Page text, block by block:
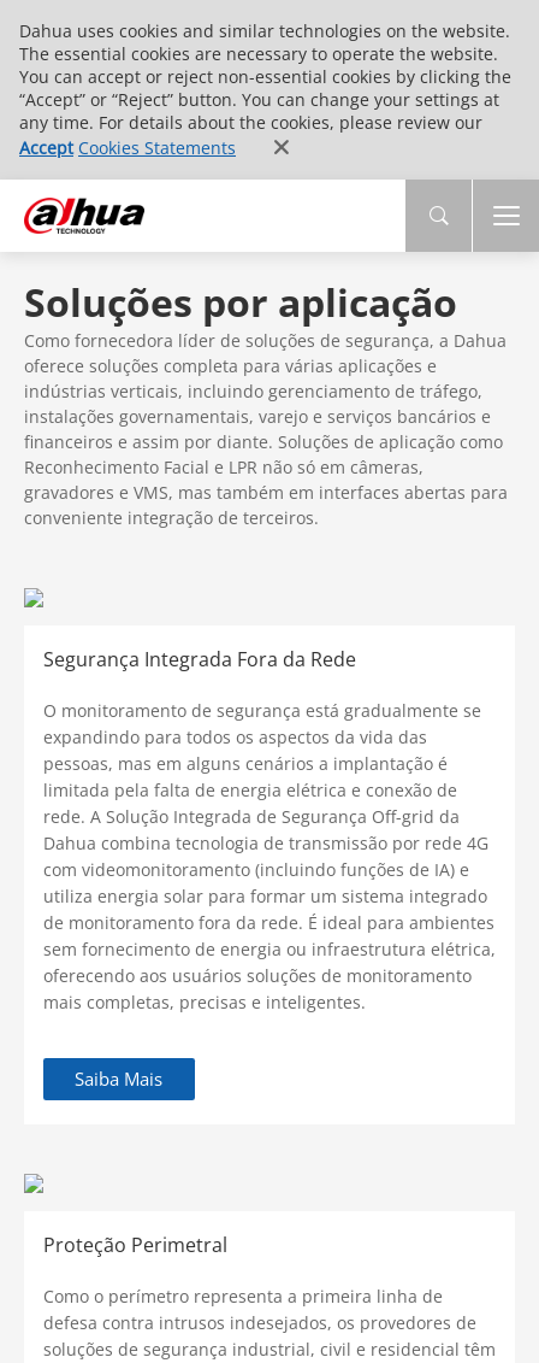
Dahua uses cookies and similar technologies on the website.
The essential cookies are necessary to operate the website.
You can accept or reject non-essential cookies by clicking the
“Accept” or “Reject” button. You can change your settings at
any time. For details about the cookies, please review our
Accept Cookies Statements
Soluções por aplicação
Como fornecedora líder de soluções de segurança, a Dahua
oferece soluções completa para várias aplicações e
indústrias verticais, incluindo gerenciamento de tráfego,
instalações governamentais, varejo e serviços bancários e
financeiros e assim por diante. Soluções de aplicação como
Reconhecimento Facial e LPR não só em câmeras,
gravadores e VMS, mas também em interfaces abertas para
conveniente integração de terceiros.
Segurança Integrada Fora da Rede
O monitoramento de segurança está gradualmente se
expandindo para todos os aspectos da vida das
pessoas, mas em alguns cenários a implantação é
limitada pela falta de energia elétrica e conexão de
rede. A Solução Integrada de Segurança Off-grid da
Dahua combina tecnologia de transmissão por rede 4G
com videomonitoramento (incluindo funções de IA) e
utiliza energia solar para formar um sistema integrado
de monitoramento fora da rede. É ideal para ambientes
sem fornecimento de energia ou infraestrutura elétrica,
oferecendo aos usuários soluções de monitoramento
mais completas, precisas e inteligentes.
Saiba Mais
Proteção Perimetral
Como o perímetro representa a primeira linha de
defesa contra intrusos indesejados, os provedores de
soluções de segurança industrial, civil e residencial têm